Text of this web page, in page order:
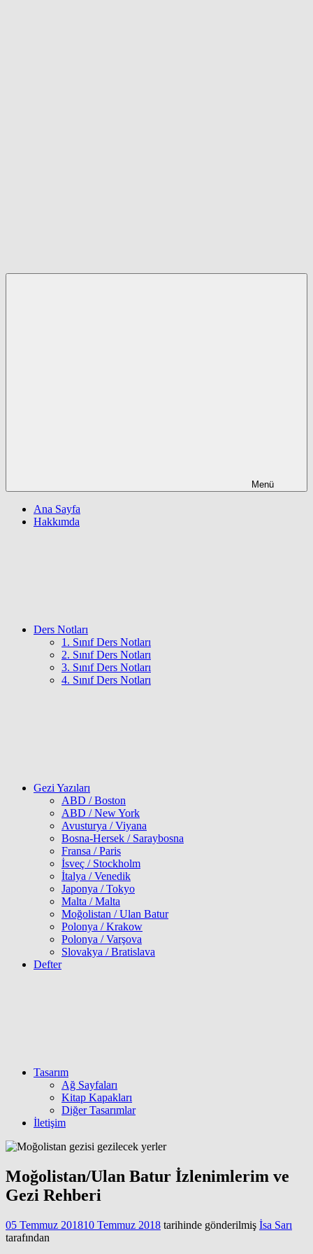
Menü
Ana Sayfa
Hakkımda
Ders Notları
1. Sınıf Ders Notları
2. Sınıf Ders Notları
3. Sınıf Ders Notları
4. Sınıf Ders Notları
Gezi Yazıları
ABD / Boston
ABD / New York
Avusturya / Viyana
Bosna-Hersek / Saraybosna
Fransa / Paris
İsveç / Stockholm
İtalya / Venedik
Japonya / Tokyo
Malta / Malta
Moğolistan / Ulan Batur
Polonya / Krakow
Polonya / Varşova
Slovakya / Bratislava
Defter
Tasarım
Ağ Sayfaları
Kitap Kapakları
Diğer Tasarımlar
İletişim
Moğolistan/Ulan Batur İzlenimlerim ve
Gezi Rehberi
05 Temmuz 201810 Temmuz 2018 tarihinde gönderilmiş İsa Sarı
tarafından